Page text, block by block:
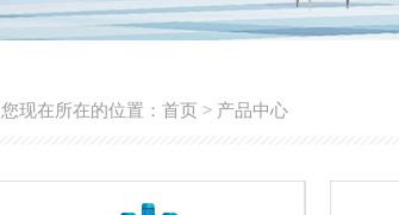
您现在所在的位置： 首页 > 产品中心